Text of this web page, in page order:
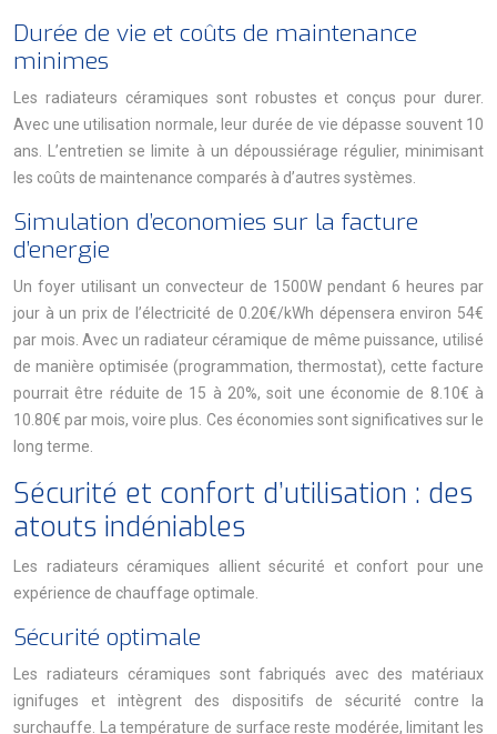
Durée de vie et coûts de maintenance
minimes
Les radiateurs céramiques sont robustes et conçus pour durer.
Avec une utilisation normale, leur durée de vie dépasse souvent 10
ans. L’entretien se limite à un dépoussiérage régulier, minimisant
les coûts de maintenance comparés à d’autres systèmes.
Simulation d’economies sur la facture
d’energie
Un foyer utilisant un convecteur de 1500W pendant 6 heures par
jour à un prix de l’électricité de 0.20€/kWh dépensera environ 54€
par mois. Avec un radiateur céramique de même puissance, utilisé
de manière optimisée (programmation, thermostat), cette facture
pourrait être réduite de 15 à 20%, soit une économie de 8.10€ à
10.80€ par mois, voire plus. Ces économies sont significatives sur le
long terme.
Sécurité et confort d’utilisation : des
atouts indéniables
Les radiateurs céramiques allient sécurité et confort pour une
expérience de chauffage optimale.
Sécurité optimale
Les radiateurs céramiques sont fabriqués avec des matériaux
ignifuges et intègrent des dispositifs de sécurité contre la
surchauffe. La température de surface reste modérée, limitant les